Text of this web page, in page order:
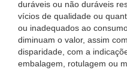
duráveis ou não duráveis
vícios de qualidade ou
ou inadequados ao
diminuam o valor, assim
disparidade, com a
embalagem, rotulagem ou